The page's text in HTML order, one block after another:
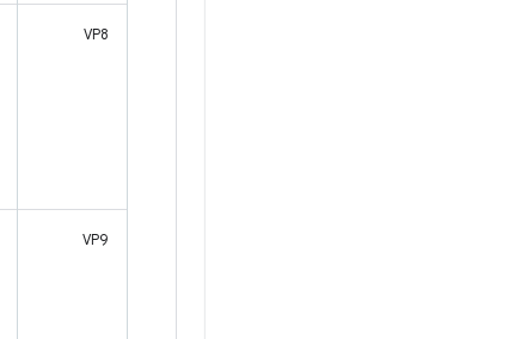
VP8
VP9